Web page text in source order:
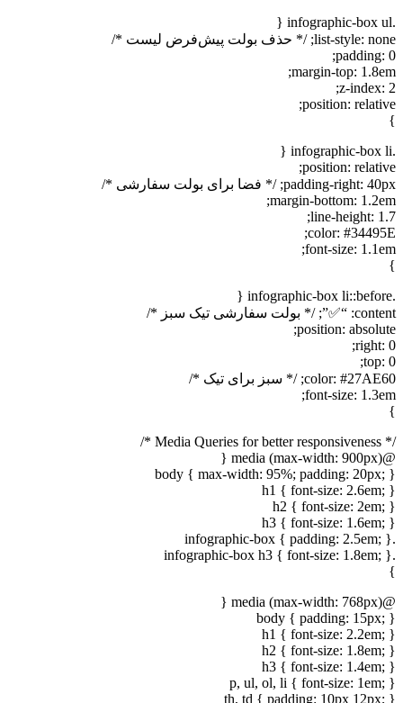
.infographic-box ul {
list-style: none; /* حذف بولت پیش‌فرض لیست */
padding: 0;
margin-top: 1.8em;
z-index: 2;
position: relative;
}
.infographic-box li {
position: relative;
padding-right: 40px; /* فضا برای بولت سفارشی */
margin-bottom: 1.2em;
line-height: 1.7;
color: #34495E;
font-size: 1.1em;
}
.infographic-box li::before {
content: “✅”; /* بولت سفارشی تیک سبز */
position: absolute;
right: 0;
top: 0;
color: #27AE60; /* سبز برای تیک */
font-size: 1.3em;
}
/* Media Queries for better responsiveness */
@media (max-width: 900px) {
body { max-width: 95%; padding: 20px; }
h1 { font-size: 2.6em; }
h2 { font-size: 2em; }
h3 { font-size: 1.6em; }
.infographic-box { padding: 2.5em; }
.infographic-box h3 { font-size: 1.8em; }
}
@media (max-width: 768px) {
body { padding: 15px; }
h1 { font-size: 2.2em; }
h2 { font-size: 1.8em; }
h3 { font-size: 1.4em; }
p, ul, ol, li { font-size: 1em; }
th, td { padding: 10px 12px; }